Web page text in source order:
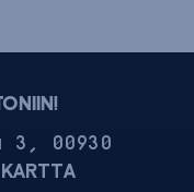
3, 00930